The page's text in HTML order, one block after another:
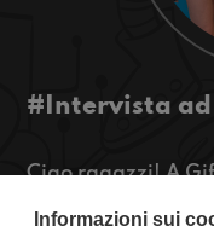
#Intervista
Ciao ragazzi! A
Mare Fuori.
Informazioni sui